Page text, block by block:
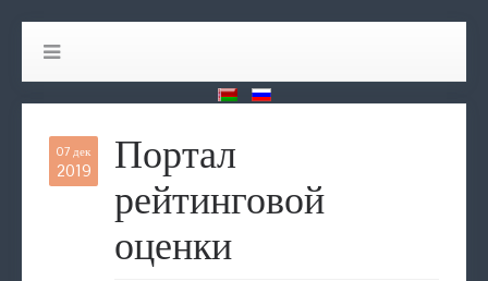
07 дек
2019 Портал
рейтинговой
оценки